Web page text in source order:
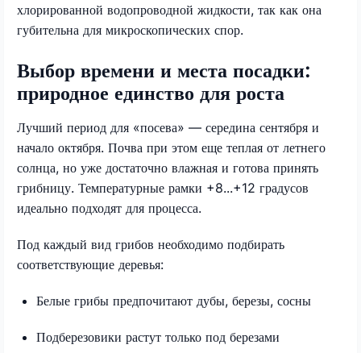
хлорированной водопроводной жидкости, так как она
губительна для микроскопических спор.
Выбор времени и места посадки:
природное единство для роста
Лучший период для «посева» — середина сентября и
начало октября. Почва при этом еще теплая от летнего
солнца, но уже достаточно влажная и готова принять
грибницу. Температурные рамки +8...+12 градусов
идеально подходят для процесса.
Под каждый вид грибов необходимо подбирать
соответствующие деревья:
Белые грибы предпочитают дубы, березы, сосны
Подберезовики растут только под березами